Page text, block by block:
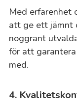
Med erfarenhet
att ge ett jämnt
noggrant
för att
med.
4.